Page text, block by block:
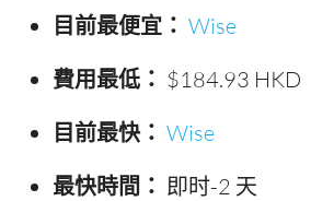
目前最便宜： Wise
費用最低： $184.93 HKD
目前最快： Wise
最快時間： 即时-2 天